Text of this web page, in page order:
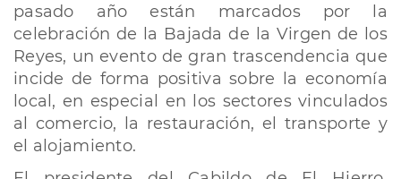
pasado año están marcados por la
celebración de la Bajada de la Virgen de los
Reyes, un evento de gran trascendencia que
incide de forma positiva sobre la economía
local, en especial en los sectores vinculados
al comercio, la restauración, el transporte y
el alojamiento.